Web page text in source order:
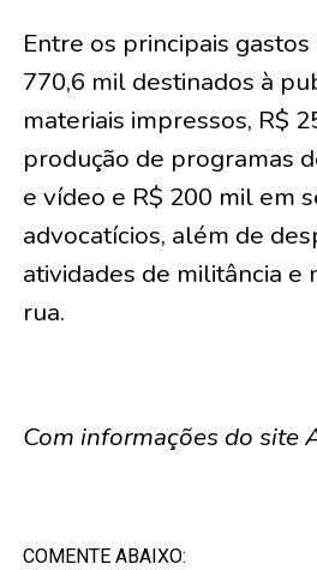
Entre os principais
770,6 mil destinados à
materiais impressos, R$
produção de programas
e vídeo e R$ 200 mil em
advocatícios, além de
atividades de militância e
rua.
Com informações do site
COMENTE ABAIXO: